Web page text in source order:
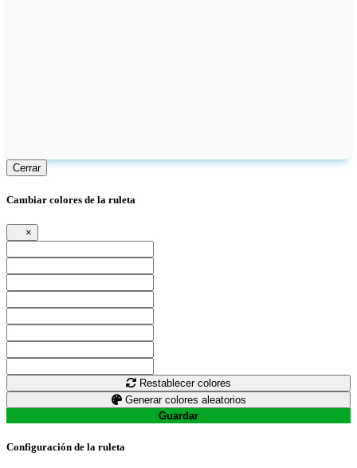
Cerrar
Cambiar colores de la ruleta
×
Restablecer colores
Generar colores aleatorios
Guardar
Configuración de la ruleta